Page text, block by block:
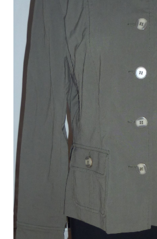
Nous contacter
Panier
Commande